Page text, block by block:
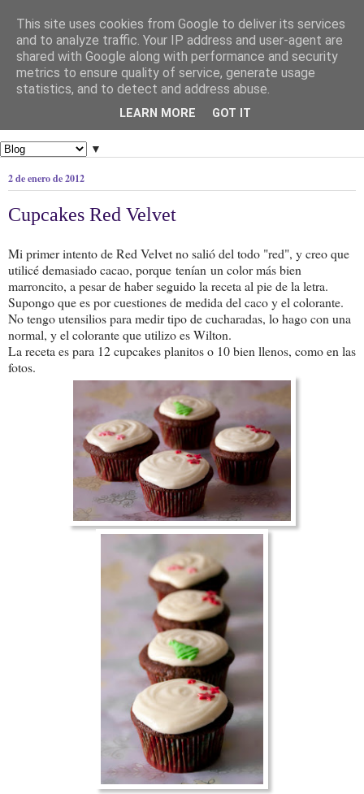
▼
2 de enero de 2012
Cupcakes Red Velvet
Mi primer intento de Red Velvet no salió del todo "red", y creo que
utilicé demasiado cacao, porque tenían un color más bien
marroncito, a pesar de haber seguido la receta al pie de la letra.
Supongo que es por cuestiones de medida del caco y el colorante.
No tengo utensilios para medir tipo de cucharadas, lo hago con una
normal, y el colorante que utilizo es Wilton.
La receta es para 12 cupcakes planitos o 10 bien llenos, como en las
fotos.
This site uses cookies from Google to deliver its services
and to analyze traffic. Your IP address and user-agent are
shared with Google along with performance and security
metrics to ensure quality of service, generate usage
statistics, and to detect and address abuse.
LEARN MORE GOT IT